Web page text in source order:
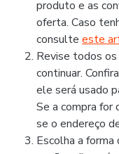
produto e as
oferta. Caso
consulte este
Revise todos
continuar.
ele será usado
Se a compra for
se o endereço
Escolha a